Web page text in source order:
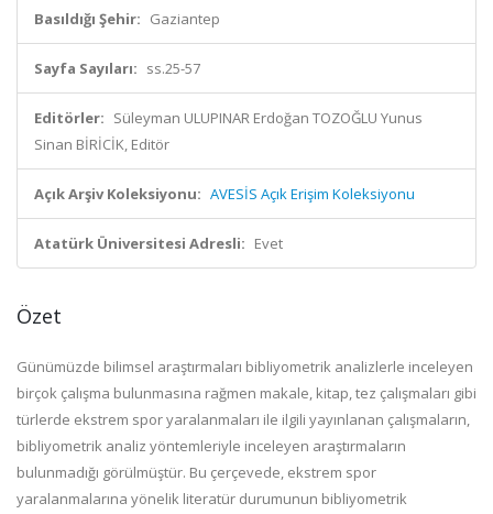
Basıldığı Şehir: Gaziantep
Sayfa Sayıları: ss.25-57
Editörler: Süleyman ULUPINAR Erdoğan TOZOĞLU Yunus
Sinan BİRİCİK, Editör
Açık Arşiv Koleksiyonu: AVESİS Açık Erişim Koleksiyonu
Atatürk Üniversitesi Adresli: Evet
Özet
Günümüzde bilimsel araştırmaları bibliyometrik analizlerle inceleyen
birçok çalışma bulunmasına rağmen makale, kitap, tez çalışmaları gibi
türlerde ekstrem spor yaralanmaları ile ilgili yayınlanan çalışmaların,
bibliyometrik analiz yöntemleriyle inceleyen araştırmaların
bulunmadığı görülmüştür. Bu çerçevede, ekstrem spor
yaralanmalarına yönelik literatür durumunun bibliyometrik